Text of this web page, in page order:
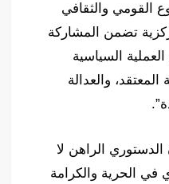
القومي والثقافي
تضمن المشاركة
السياسية
والعدالة
الراهن لا
الحرية والكرامة